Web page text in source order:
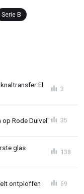
Serie B
knaltransfer El
3
Rode Duivel' 35
glas
138
ontploffen 69